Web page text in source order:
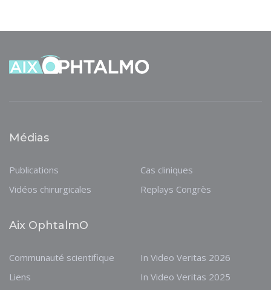
Médias
Publications
Vidéos chirurgicales
Cas cliniques
Replays Congrès
Aix OphtalmO
Communauté scientifique
Liens
In Video Veritas 2026
In Video Veritas 2025